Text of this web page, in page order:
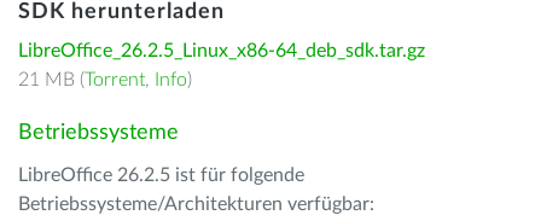
SDK herunterladen
LibreOffice_26.2.5_Linux_x86-64_deb_sdk.tar.gz
21 MB (Torrent, Info)
Betriebssysteme
LibreOffice 26.2.5 ist für folgende
Betriebssysteme/Architekturen verfügbar: